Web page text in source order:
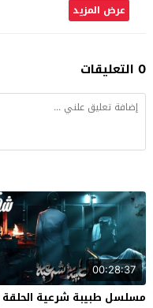
عرض المزيد
0 التعليقات
00:28:37
مسلسل طبيبة شرعية الحلقة 19